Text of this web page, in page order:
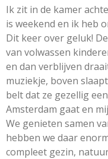
Ik zit in de kamer
is weekend en ik heb
Dit keer over geluk!
van volwassen
en dan verblijven
muziekje, boven
belt dat ze gezellig
Amsterdam gaat en
We genieten samen
hebben we daar
compleet gezin,